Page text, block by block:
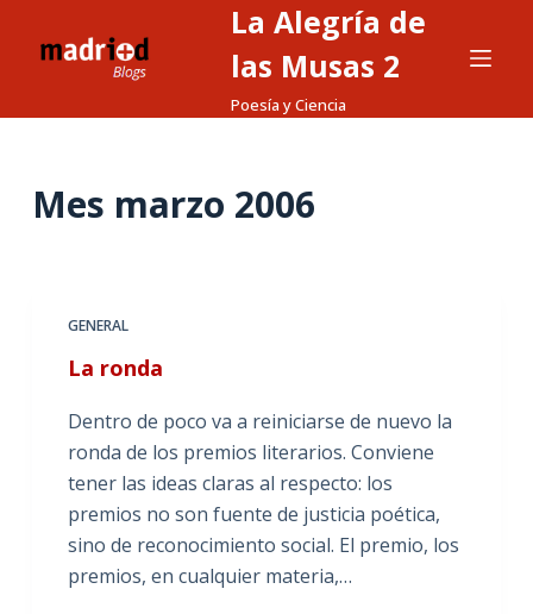
t
La Alegría de
las Musas 2
Poesía y Ciencia
Mes marzo 2006
GENERAL
La ronda
Dentro de poco va a reiniciarse de nuevo la
ronda de los premios literarios. Conviene
tener las ideas claras al respecto: los
premios no son fuente de justicia poética,
sino de reconocimiento social. El premio, los
premios, en cualquier materia,…